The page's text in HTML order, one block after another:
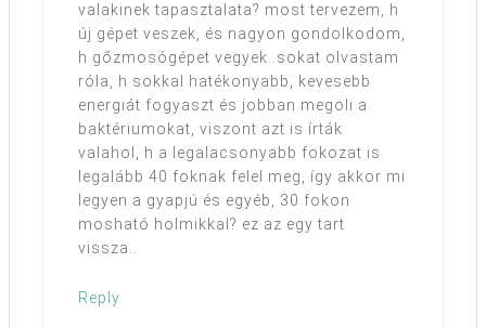
valakinek tapasztalata? most tervezem, h
új gépet veszek, és nagyon gondolkodom,
h gőzmosógépet vegyek..sokat olvastam
róla, h sokkal hatékonyabb, kevesebb
energiát fogyaszt és jobban megöli a
baktériumokat, viszont azt is írták
valahol, h a legalacsonyabb fokozat is
legalább 40 foknak felel meg, így akkor mi
legyen a gyapjú és egyéb, 30 fokon
mosható holmikkal? ez az egy tart
vissza..
Reply